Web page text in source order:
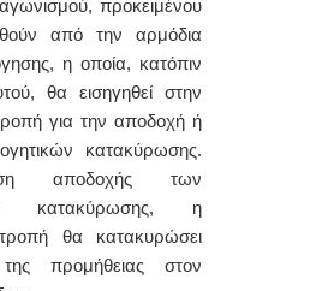
προκειμένου
από την αρμόδια
η οποία, κατόπιν
θα εισηγηθεί στην
για την αποδοχή ή
κατακύρωσης.
αποδοχής των
κατακύρωσης, η
θα κατακυρώσει
προμήθειας στον